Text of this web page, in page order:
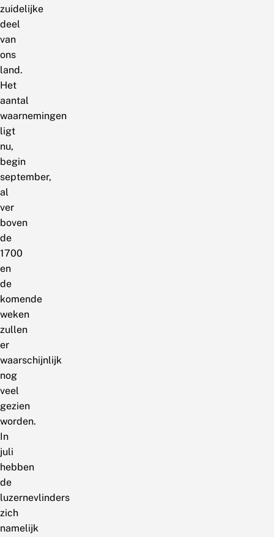
zuidelijke
deel
van
ons
land.
Het
aantal
waarnemingen
ligt
nu,
begin
september,
al
ver
boven
de
1700
en
de
komende
weken
zullen
er
waarschijnlijk
nog
veel
gezien
worden.
In
juli
hebben
de
luzernevlinders
zich
namelijk